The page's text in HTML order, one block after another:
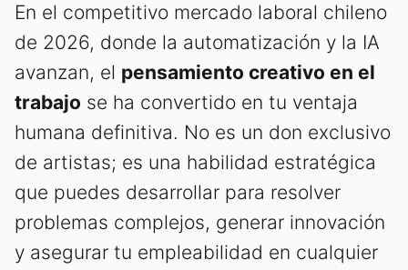
En el competitivo mercado laboral chileno
de 2026, donde la automatización y la IA
avanzan, el pensamiento creativo en el
trabajo se ha convertido en tu ventaja
humana definitiva. No es un don exclusivo
de artistas; es una habilidad estratégica
que puedes desarrollar para resolver
problemas complejos, generar innovación
y asegurar tu empleabilidad en cualquier